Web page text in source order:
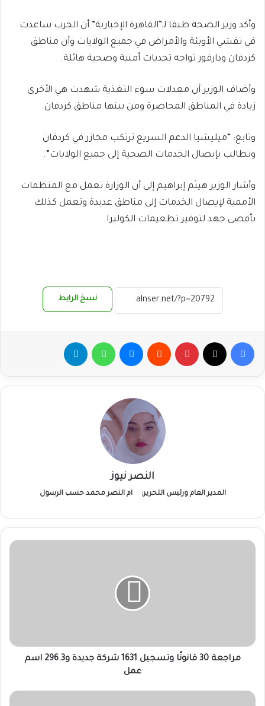
وأكد وزير الصحة طبقا لـ”القاهرة الإخبارية” أن الحرب ساعدت
في تفشي الأوبئة والأمراض في جميع الولايات وأن مناطق
كردفان ودارفور تواجه تحديات أمنية وصحية هائلة.
وأضاف الوزير أن معدلات سوء التغذية شهدت هي الأخرى
زيادة في المناطق المحاصرة ومن بينها مناطق كردفان.
وتابع: “ميليشيا الدعم السريع ترتكب مجازر في كردفان
ونطالب بإيصال الخدمات الصحية إلى جميع الولايات”.
وأشار الوزير هيثم إبراهيم إلى أن الوزارة تعمل مع المنظمات
الأممية لإيصال الخدمات إلى مناطق عديدة وتعمل كذلك
بأقصى جهد لتوفير تطعيمات الكوليرا.
نسخ الرابط
فيسبوك بينتيريست ماسنجر واتساب
النصر نيوز
المدير العام ورئيس التحرير: ام النصر محمد حسب الرسول
مراجعة
اسم
مراجعة 30 قانونًا وتسجيل 1631 شركة جديدة و296.3 اسم
عمل
أسر